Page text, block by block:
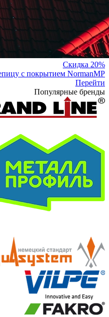
Скидка 20%
с покрытием NormanMP
Перейти
Популярные бренды